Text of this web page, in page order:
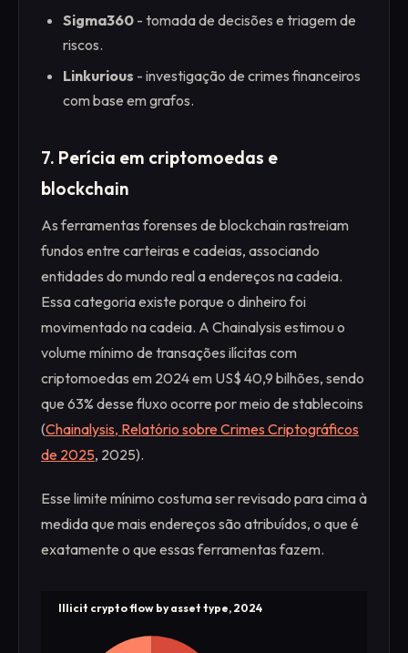
Sigma360 - tomada de decisões e triagem de
riscos.
Linkurious - investigação de crimes financeiros
com base em grafos.
7. Perícia em criptomoedas e
blockchain
As ferramentas forenses de blockchain rastreiam
fundos entre carteiras e cadeias, associando
entidades do mundo real a endereços na cadeia.
Essa categoria existe porque o dinheiro foi
movimentado na cadeia. A Chainalysis estimou o
volume mínimo de transações ilícitas com
criptomoedas em 2024 em US$ 40,9 bilhões, sendo
que 63% desse fluxo ocorre por meio de stablecoins
(Chainalysis, Relatório sobre Crimes Criptográficos
de 2025, 2025).
Esse limite mínimo costuma ser revisado para cima à
medida que mais endereços são atribuídos, o que é
exatamente o que essas ferramentas fazem.
Illicit crypto flow by asset type, 2024